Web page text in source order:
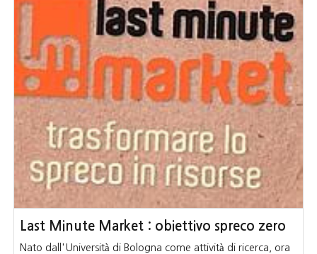
Last Minute Market : obiettivo spreco zero
Nato dall'Università di Bologna come attività di ricerca, ora